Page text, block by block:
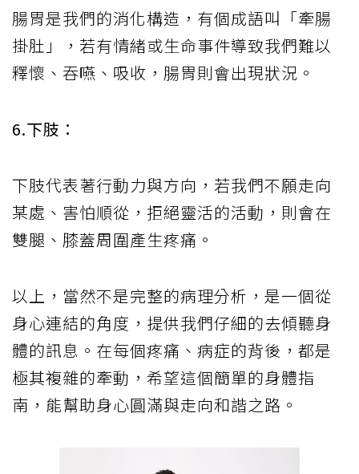
腸胃是我們的消化構造，有個成語叫「牽腸
掛肚」，若有情緒或生命事件導致我們難以
釋懷、吞嚥、吸收，腸胃則會出現狀況。
6.下肢：
下肢代表著行動力與方向，若我們不願走向
某處、害怕順從，拒絕靈活的活動，則會在
雙腿、膝蓋周圍產生疼痛。
以上，當然不是完整的病理分析，是一個從
身心連結的角度，提供我們仔細的去傾聽身
體的訊息。在每個疼痛、病症的背後，都是
極其複雜的牽動，希望這個簡單的身體指
南，能幫助身心圓滿與走向和諧之路。